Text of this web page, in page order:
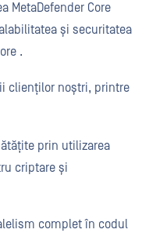
MetaDefender Core
și securitatea
.
clienților noștri, printre
prin utilizarea
criptare și
complet în codul